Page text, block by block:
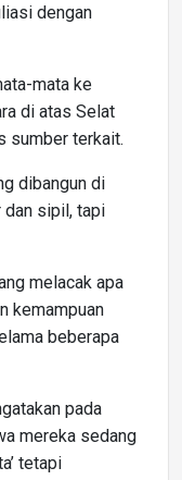
dengan
mata ke
di atas Selat
sumber terkait.
dibangun di
dan sipil, tapi
melacak apa
kemampuan
beberapa
pada
mereka sedang
tetapi